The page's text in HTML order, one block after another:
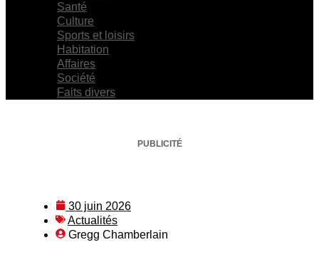
Santé
Culture
Sports et loisirs
Habitation
Affaires
Société
Faits divers
PUBLICITÉ
30 juin 2026
Actualités
Gregg Chamberlain